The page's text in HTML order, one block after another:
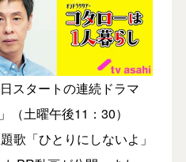
スタートの連続ドラマ
（土曜午後11：30）
歌「ひとりにしないよ」